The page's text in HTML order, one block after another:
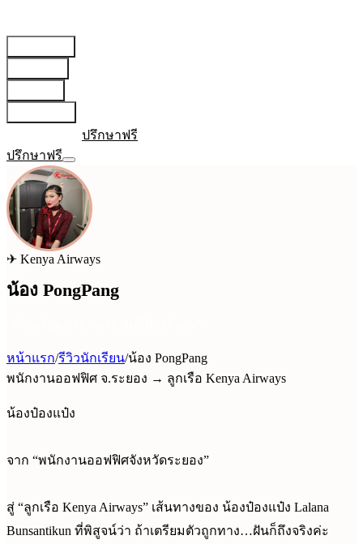
ปรึกษาฟรี
ปรึกษาฟรี
✈ Kenya Airways
น้อง PongPang
หน้าแรก/รีวิวนักเรียน/น้อง PongPang
พนักงานออฟฟิศ จ.ระยอง → ลูกเรือ Kenya Airways
น้องป๋องแป๋ง
จาก “พนักงานออฟฟิศจังหวัดระยอง”
สู่ “ลูกเรือ Kenya Airways” เส้นทางของ น้องป๋องแป๋ง Lalana
Bunsantikun ที่พิสูจน์ว่า ถ้าเตรียมตัวถูกทาง…ฝันก็ถึงจริงค่ะ